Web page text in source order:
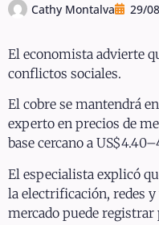
Cathy Montalva 29/
El economista advierte
conflictos sociales.
El cobre se mantendrá
experto en precios de
base cercano a
El especialista explicó
la electrificación, redes
mercado puede registrar